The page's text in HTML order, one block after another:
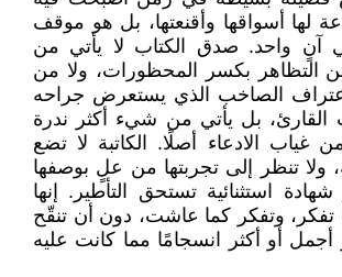
لها أسواقها وأقنعتها، بل هو موقف
آنٍ واحد. صدق الكتاب لا يأتي من
من التظاهر بكسر المحظورات، ولا من
الصاخب الذي يستعرض جراحه
بل يأتي من شيء أكثر ندرة
غياب الادعاء أصلًا. الكاتبة لا تضع
تنظر إلى تجربتها من علٍ بوصفها
استثنائية تستحق التأطير. إنها
وتفكر كما عاشت، دون أن تنقّح
أجمل أو أكثر انسجامًا مما كانت عليه